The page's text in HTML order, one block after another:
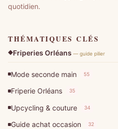
quotidien.
THÉMATIQUES CLÉS
Friperies Orléans — guide pilier
Mode seconde main 55
Friperie Orléans 35
Upcycling & couture 34
Guide achat occasion 32